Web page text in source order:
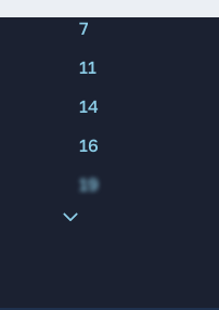
7
11
14
16
19